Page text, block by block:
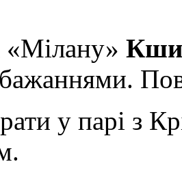
«Мілану»
у парі з